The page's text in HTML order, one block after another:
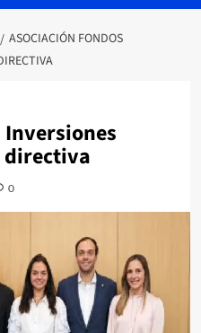
ASOCIACIÓN FONDOS
directiva
0